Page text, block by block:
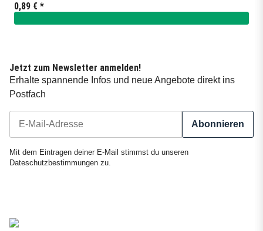
0,89 € *
Jetzt zum Newsletter anmelden!
Erhalte spannende Infos und neue Angebote direkt ins
Postfach
Abonnieren
Mit dem Eintragen deiner E-Mail stimmst du unseren
Dateschutzbestimmungen zu.